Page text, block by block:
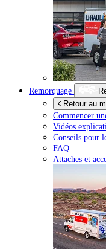
Remorquage
Retour au
Commencer
Vidéos
Conseils pour
FAQ
Attaches et